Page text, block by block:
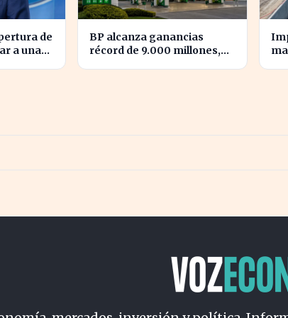
de
a una
BP alcanza ganancias
récord de 9.000 millones,